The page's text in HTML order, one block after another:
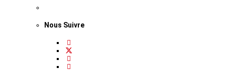
Nous Suivre